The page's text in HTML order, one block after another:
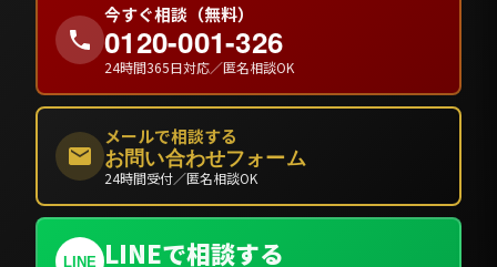
今すぐ相談（無料）
0120-001-326
24時間365日対応／匿名相談OK
メールで相談する
お問い合わせフォーム
24時間受付／匿名相談OK
LINE LINEで相談する